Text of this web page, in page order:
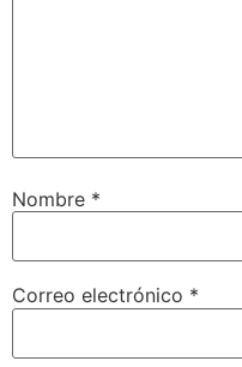
Nombre *
Correo electrónico *